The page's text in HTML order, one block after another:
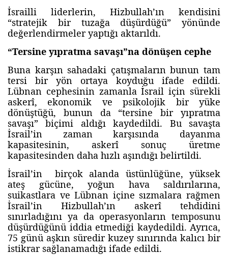
İsrailli liderlerin, Hizbullah’ın kendisini
“stratejik bir tuzağa düşürdüğü” yönünde
değerlendirmeler yaptığı aktarıldı.
“Tersine yıpratma savaşı”na dönüşen cephe
Buna karşın sahadaki çatışmaların bunun tam
tersi bir yön ortaya koyduğu ifade edildi.
Lübnan cephesinin zamanla İsrail için sürekli
askerî, ekonomik ve psikolojik bir yüke
dönüştüğü, bunun da “tersine bir yıpratma
savaşı” biçimi aldığı kaydedildi. Bu savaşta
İsrail’in zaman karşısında dayanma
kapasitesinin, askerî sonuç üretme
kapasitesinden daha hızlı aşındığı belirtildi.
İsrail’in birçok alanda üstünlüğüne, yüksek
ateş gücüne, yoğun hava saldırılarına,
suikastlara ve Lübnan içine sızmalara rağmen
İsrail’in Hizbullah’ın askerî tehdidini
sınırladığını ya da operasyonların temposunu
düşürdüğünü iddia etmediği kaydedildi. Ayrıca,
75 günü aşkın süredir kuzey sınırında kalıcı bir
istikrar sağlanamadığı ifade edildi.